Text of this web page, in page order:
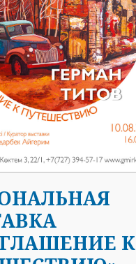
К